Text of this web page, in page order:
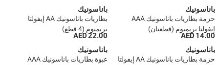
باناسونيك
حزمة بطاريات باناسونيك AAA
إيفولتا بريميوم (قطعتان)
14.00 AED
باناسونيك
بطاريات باناسونيك AA إيفولتا
بريميوم (4 قطع)
22.00 AED
باناسونيك
حزمة بطاريات باناسونيك AA إيفولتا
باناسونيك
عبوة بطاريات باناسونيك AAA